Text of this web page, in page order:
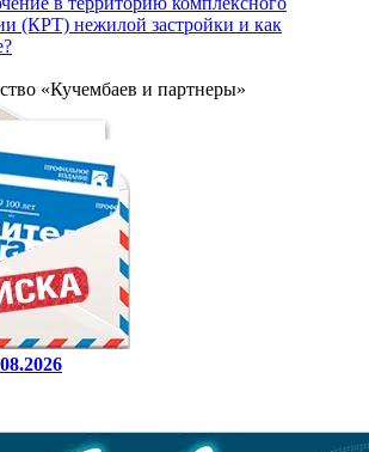
(КРТ) нежилой застройки и как
«Кучембаев и партнеры»